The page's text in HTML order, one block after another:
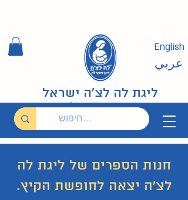
ליגת לה לצ'ה ישראל
English
عربي
חנות הספרים של ליגת לה
לצ'ה יצאה לחופשת הקיץ.